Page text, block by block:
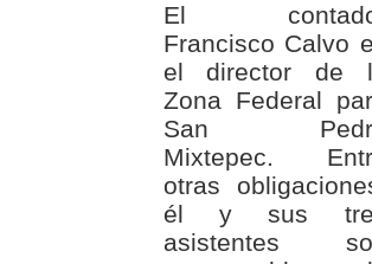
El
Francisco Calvo
el director de
Zona Federal
San
Mixtepec.
otras
él y sus
asistentes